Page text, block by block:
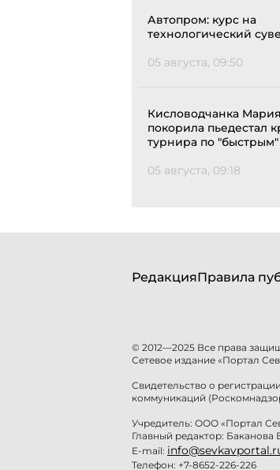
Автопром: курс на
технологический
05 августа, 09:50
Кисловодчанка
покорила пьедестал
турнира по
05 августа, 09:18
РедакцияПравила
© 2012—2025 Все права
Сетевое издание «Портал
Свидетельство о
коммуникаций
Учредитель: ООО «Портал
Главный редактор: Баканова
E-mail:
Телефон: +7-8652-226-226